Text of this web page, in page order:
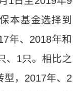
本基金选择到
年、2018年和
、1只。相比之
型，2017年、2